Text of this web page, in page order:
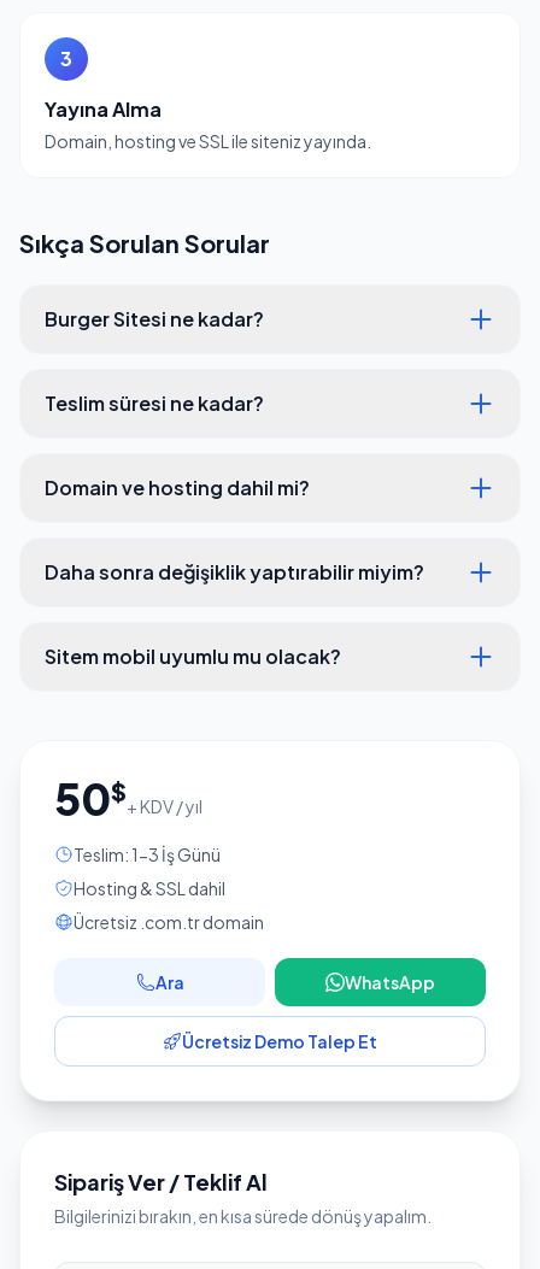
3
Yayına Alma
Domain, hosting ve SSL ile siteniz yayında.
Sıkça Sorulan Sorular
Burger Sitesi ne kadar?
Teslim süresi ne kadar?
Domain ve hosting dahil mi?
Daha sonra değişiklik yaptırabilir miyim?
Sitem mobil uyumlu mu olacak?
50$+ KDV / yıl
Teslim: 1-3 İş Günü
Hosting & SSL dahil
Ücretsiz .com.tr domain
Ara WhatsApp
Ücretsiz Demo Talep Et
Sipariş Ver / Teklif Al
Bilgilerinizi bırakın, en kısa sürede dönüş yapalım.